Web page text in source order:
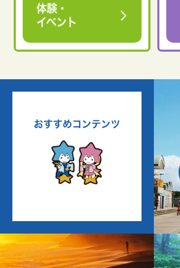
体験・
イベント
おすすめコンテンツ